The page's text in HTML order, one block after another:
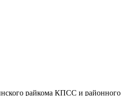
райкома КПСС и районного